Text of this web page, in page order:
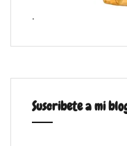
.
Suscribete a mi